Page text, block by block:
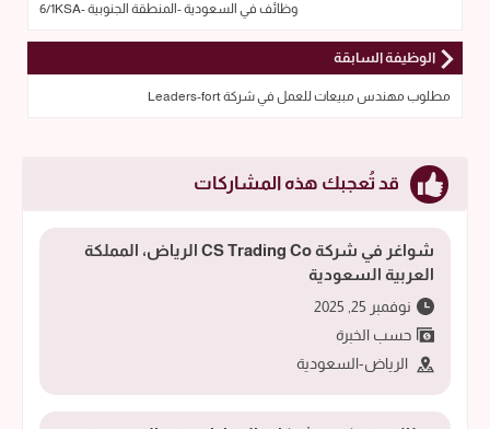
وظائف في السعودية -المنطقة الجنوبية -6/1KSA
الوظيفة السابقة
مطلوب مهندس مبيعات للعمل في شركة Leaders-fort
قد تُعجبك هذه المشاركات
شواغر في شركة CS Trading Co الرياض، المملكة
العربية السعودية
نوفمبر 25, 2025
حسب الخبرة
الرياض-السعودية